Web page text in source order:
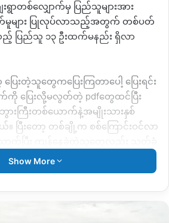
ာတစ်လျှောက်မှ ပြည်သူများအား
မူများ ပြုလုပ်လာသည့်အတွက် တစ်ပတ်
ပြည်သူ ၁၃ ဦးထက်မနည်း ရှိလာ
ေးတဲ့သူတွေကပြေးကြတာပေါ့ ပြေးရင်း
ကို ပြေးလို့မလွတ်တဲ့ pdfတွေထင်ပြီး
ကြီးတစ်ယောက်နဲ့အမျိုးသားနှစ်
ြီးတော့ တစ်ချို့က စစ်ကြောင်းဝင်လာ
ပြောသည်။
(၃)ဦး၊ ဟင်္သာရွာမှပြည်သူ(၈)ဦး၊ သစ်ချို
ဖြစ်ကြောင်း သိရသည်။
Show More